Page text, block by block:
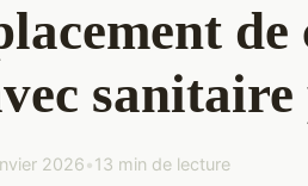
2026•13 min de lecture